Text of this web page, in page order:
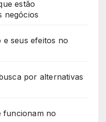
estão
negócios
seus efeitos no
por alternativas
funcionam no